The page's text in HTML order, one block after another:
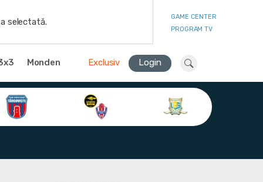
selectată.
GAME CENTER
PROGRAM TV
Monden Exclusiv Login